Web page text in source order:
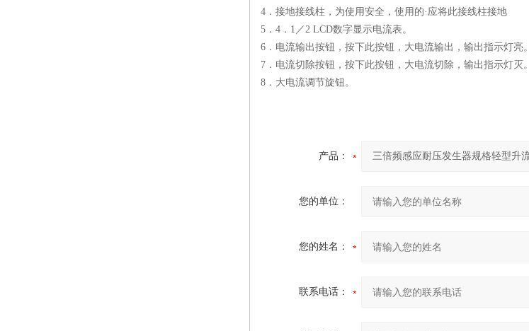
4．接地接线柱，为使用安全，使用的·应将此接线柱接地
5．4．1／2 LCD数字显示电流表。
6．电流输出按钮，按下此按钮，大电流输出，输出指示灯亮。
7．电流切除按钮，按下此按钮，大电流切除，输出指示灯灭。
8．大电流调节旋钮。
产品：
您的单位：
您的姓名：
联系电话：